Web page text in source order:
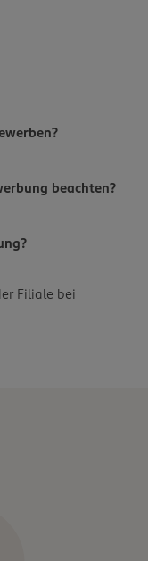
beachten?
Filiale bei